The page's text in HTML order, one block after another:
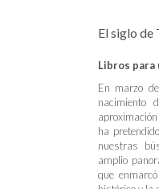
El siglo de
Libros para
En marzo
nacimiento
ha
nuestras
amplio
que